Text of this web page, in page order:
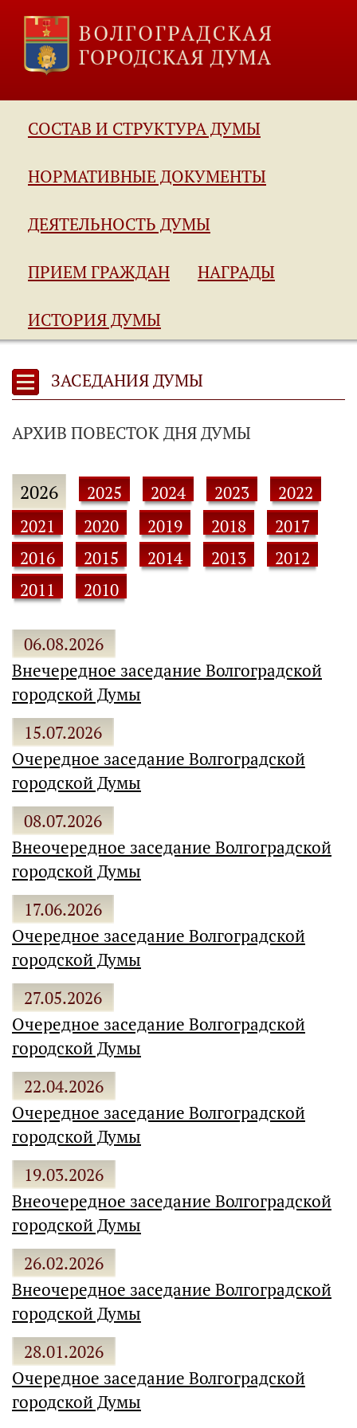
СОСТАВ И СТРУКТУРА ДУМЫ
НОРМАТИВНЫЕ ДОКУМЕНТЫ
ДЕЯТЕЛЬНОСТЬ ДУМЫ
ПРИЕМ ГРАЖДАН НАГРАДЫ
ИСТОРИЯ ДУМЫ
ЗАСЕДАНИЯ ДУМЫ
АРХИВ ПОВЕСТОК ДНЯ ДУМЫ
2026 2025 2024 2023
2022
2021
2020 2019 2018
2017
2016
2015 2014 2013
2012
2011
2010
06.08.2026
Внечередное заседание Волгоградской
городской Думы
15.07.2026
Очередное заседание Волгоградской
городской Думы
08.07.2026
Внеочередное заседание Волгоградской
городской Думы
17.06.2026
Очередное заседание Волгоградской
городской Думы
27.05.2026
Очередное заседание Волгоградской
городской Думы
22.04.2026
Очередное заседание Волгоградской
городской Думы
19.03.2026
Внеочередное заседание Волгоградской
городской Думы
26.02.2026
Внеочередное заседание Волгоградской
городской Думы
28.01.2026
Очередное заседание Волгоградской
городской Думы